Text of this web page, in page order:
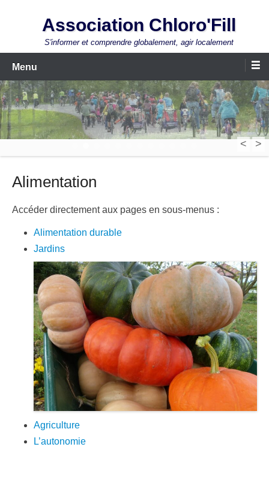
Association Chloro'Fill
S'informer et comprendre globalement, agir localement
Menu
< >
Alimentation
Accéder directement aux pages en sous-menus :
Alimentation durable
Jardins
Agriculture
L’autonomie